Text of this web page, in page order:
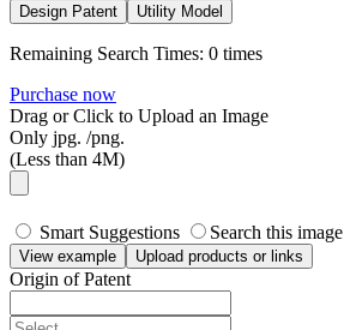
Design Patent Utility Model
Remaining Search Times: 0 times
Purchase now
Drag or Click to Upload an Image
Only jpg. /png.
(Less than 4M)
Smart Suggestions Search this image
View example Upload products or links
Origin of Patent